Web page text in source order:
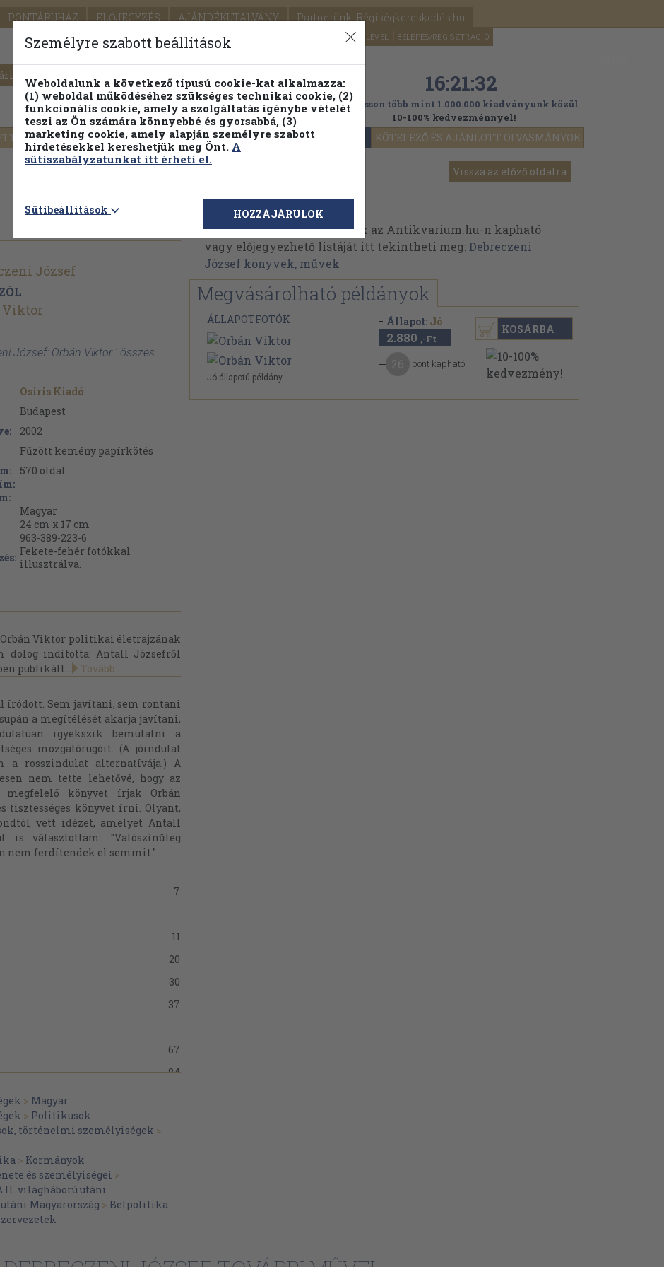
PONTÁRUHÁZ ELŐJEGYZÉS AJÁNDÉKUTALVÁNY Partnerünk: Régiségkereskedés.hu
SEGÍTSÉG HÍRLEVÉL BELÉPÉS/REGISZTRÁCIÓ
PILLANATNYI ÁRAINK FENNTARTHATÓ OLVASMÁNYOK KÖTELEZŐ ÉS AJÁNLOTT OLVASMÁNYOK
Részletes kereső Témaköri fa 16:21:32
Válogasson több mint 1.000.000 kiadványunk közül
10-100% kedvezménnyel!
Vissza az előző oldalra
József
Viktor
József: Orbán Viktor ' összes
Osiris Kiadó
Budapest
2002
Fűzött kemény papírkötés
570 oldal
Magyar
24 cm x 17 cm
963-389-223-6
Fekete-fehér fotókkal
illusztrálva.
Orbán Viktor politikai életrajzának
dolog indította: Antall Józsefről
publikált...
Tovább
íródott. Sem javítani, sem rontani
a megítélését akarja javítani,
igyekszik bemutatni a
mozgatórugóit. (A jóindulat
a rosszindulat alternatívája.) A
nem tette lehetővé, hogy az
megfelelő könyvet írjak Orbán
tisztességes könyvet írni. Olyant,
vett idézet, amelyet Antall
is választottam: "Valószínűleg
nem ferdítendek el semmit."
7
11
20
30
37
67
84
205
> Magyar
> Politikusok
történelmi személyiségek >
> Kormányok
és személyiségei >
II. világháború utáni
Magyarország > Belpolitika
Debreczeni József
Debreczeni József műveinek az Antikvarium.hu-n kapható
vagy előjegyezhető listáját itt tekintheti meg:Debreczeni
József könyvek, művek
Megvásárolható példányok
ÁLLAPOTFOTÓK
Jó állapotú példány.
Állapot: Jó
2.880 ,-Ft
pont kapható
KOSÁRBA
Személyre szabott beállítások
Weboldalunk a következő típusú cookie-kat alkalmazza:
(1) weboldal működéséhez szükséges technikai cookie, (2)
funkcionális cookie, amely a szolgáltatás igénybe vételét
teszi az Ön számára könnyebbé és gyorsabbá, (3)
marketing cookie, amely alapján személyre szabott
hirdetésekkel kereshetjük meg Önt. A
sütiszabályzatunkat itt érheti el.
Sütibeállítások HOZZÁJÁRULOK